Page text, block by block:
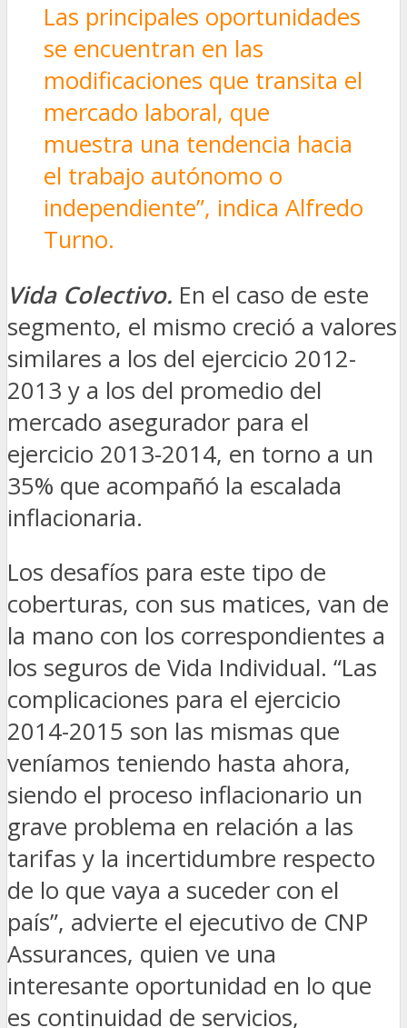
Las principales oportunidades
se encuentran en las
modificaciones que transita el
mercado laboral, que
muestra una tendencia hacia
el trabajo autónomo o
independiente”, indica Alfredo
Turno.
Vida Colectivo. En el caso de este
segmento, el mismo creció a valores
similares a los del ejercicio 2012-
2013 y a los del promedio del
mercado asegurador para el
ejercicio 2013-2014, en torno a un
35% que acompañó la escalada
inflacionaria.
Los desafíos para este tipo de
coberturas, con sus matices, van de
la mano con los correspondientes a
los seguros de Vida Individual. “Las
complicaciones para el ejercicio
2014-2015 son las mismas que
veníamos teniendo hasta ahora,
siendo el proceso inflacionario un
grave problema en relación a las
tarifas y la incertidumbre respecto
de lo que vaya a suceder con el
país”, advierte el ejecutivo de CNP
Assurances, quien ve una
interesante oportunidad en lo que
es continuidad de servicios,